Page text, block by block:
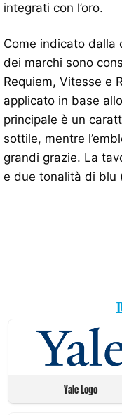
integrati con l’oro.
Come indicato dalla
dei marchi sono
Requiem, Vitesse e
applicato in base
principale è un
sottile, mentre
grandi grazie. La
e due tonalità di blu
Yale Logo